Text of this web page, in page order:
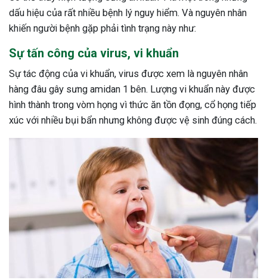
dấu hiệu của rất nhiều bệnh lý nguy hiểm. Và nguyên nhân
khiến người bệnh gặp phải tình trạng này như:
Sự tấn công của virus, vi khuẩn
Sự tác động của vi khuẩn, virus được xem là nguyên nhân
hàng đâu gây sưng amidan 1 bên. Lượng vi khuẩn này được
hình thành trong vòm họng vì thức ăn tồn đọng, cổ họng tiếp
xúc với nhiều bụi bẩn nhưng không được vệ sinh đúng cách.